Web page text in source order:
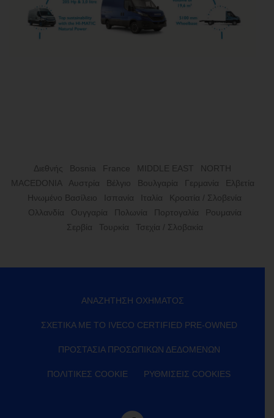
Διεθνής Bosnia France MIDDLE EAST
NORTH
MACEDONIA
Αυστρία Βέλγιο Βουλγαρία Γερμανία
Ελβετία
Ηνωμένο Βασίλειο
Ισπανία Ιταλία
Κροατία / Σλοβενία
Ολλανδία
Ουγγαρία Πολωνία Πορτογαλία
Ρουμανία
Σερβία
Τουρκία Τσεχία / Σλοβακία
ΑΝΑΖΉΤΗΣΗ ΟΧΉΜΑΤΟΣ
ΣΧΕΤΙΚΆ ΜΕ ΤΟ IVECO CERTIFIED PRE-OWNED
ΠΡΟΣΤΑΣΊΑ ΠΡΟΣΩΠΙΚΏΝ ΔΕΔΟΜΈΝΩΝ
ΠΟΛΙΤΙΚΈΣ COOKIE ΡΥΘΜΊΣΕΙΣ COOKIES